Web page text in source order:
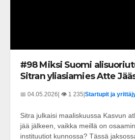
#98 Miksi Suomi
Sitran yliasiamies Atte
📅 04.05.2026| 👁️ 1 235|Startupit ja
Sitra julkaisi maaliskuussa Kasvun
jää jälkeen, vaikka meillä on
instituutiot kunnossa? Tässä